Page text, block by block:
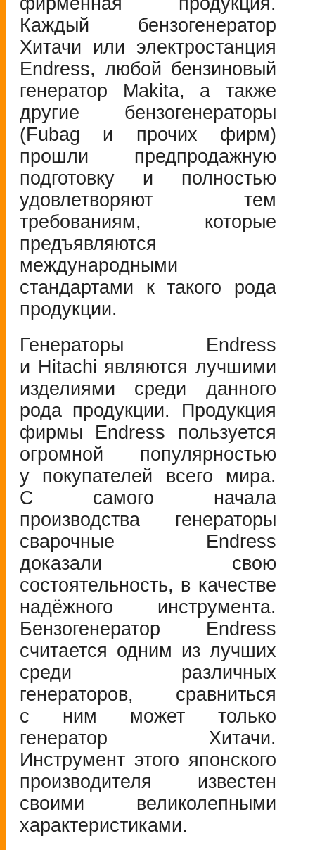
Каждый бензогенератор
Хитачи или электростанция
Endress, любой бензиновый
генератор Makita, а также
другие бензогенераторы
(Fubag и прочих фирм)
прошли предпродажную
подготовку и полностью
удовлетворяют тем
требованиям, которые
предъявляются
международными
стандартами к такого рода
продукции.
Генераторы Endress
и Hitachi являются лучшими
изделиями среди данного
рода продукции. Продукция
фирмы Endress пользуется
огромной популярностью
у покупателей всего мира.
С самого начала
производства генераторы
сварочные Endress
доказали свою
состоятельность, в качестве
надёжного инструмента.
Бензогенератор Endress
считается одним из лучших
среди различных
генераторов, сравниться
с ним может только
генератор Хитачи.
Инструмент этого японского
производителя известен
своими великолепными
характеристиками.